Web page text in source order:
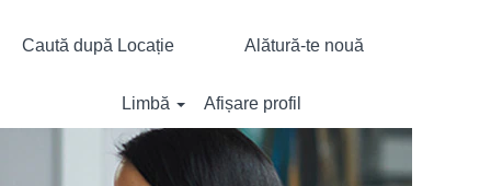
Caută după Locație Alătură-te nouă
Limbă Afișare profil